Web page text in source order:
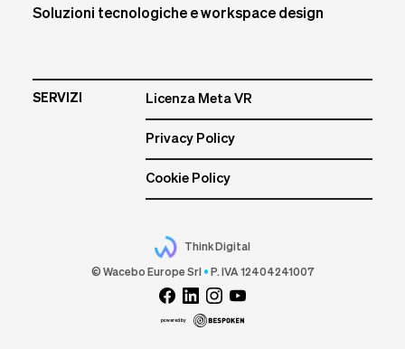
Soluzioni tecnologiche e workspace design
SERVIZI Licenza Meta VR
Privacy Policy
Cookie Policy
Think Digital
© Wacebo Europe Srl • P. IVA 12404241007
powered by